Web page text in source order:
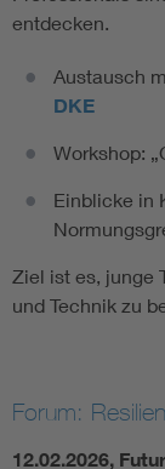
entdecken.
Austausch
DKE
Workshop:
Einblicke in
Ziel ist es, junge
und Technik zu
Forum:
12.02.2026,